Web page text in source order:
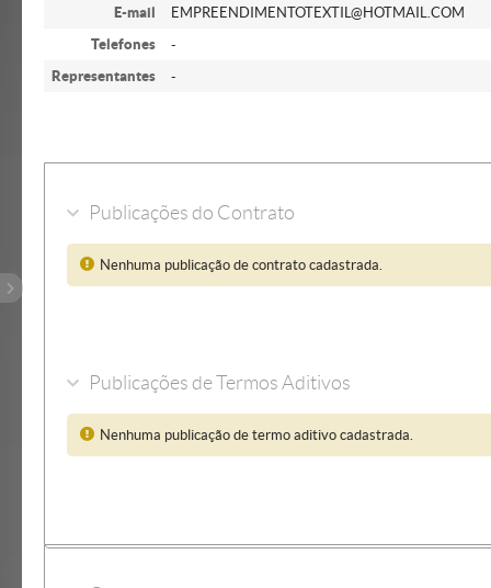
E-mail
EMPREENDIMENTOTEXTIL@HOTMAIL.COM
Telefones
-
Representantes
-
Publicações do Contrato
Nenhuma publicação de contrato cadastrada.
Publicações de Termos Aditivos
Nenhuma publicação de termo aditivo cadastrada.